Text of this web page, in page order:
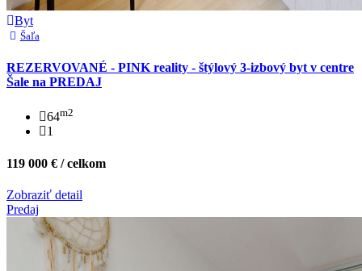
Byt
Šaľa
REZERVOVANÉ - PINK reality - štýlový 3-izbový byt v centre
Šale na PREDAJ
64m2
1
119 000 € / celkom
Zobraziť detail
Predaj